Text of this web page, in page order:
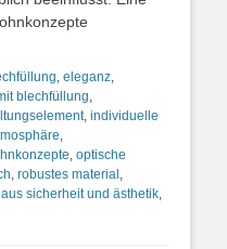
, eleganz,
blechfüllung,
, individuelle
,
, optische
, robustes material ,
sicherheit und ästhetik,